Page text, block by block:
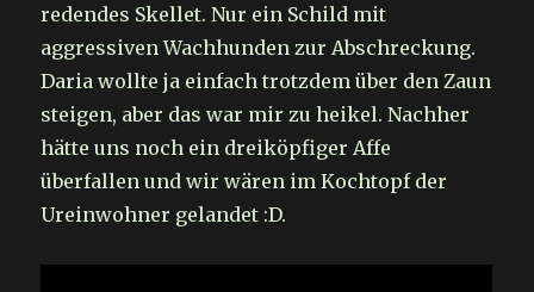
redendes Skellet. Nur ein Schild mit
aggressiven Wachhunden zur Abschreckung.
Daria wollte ja einfach trotzdem über den Zaun
steigen, aber das war mir zu heikel. Nachher
hätte uns noch ein dreiköpfiger Affe
überfallen und wir wären im Kochtopf der
Ureinwohner gelandet :D.